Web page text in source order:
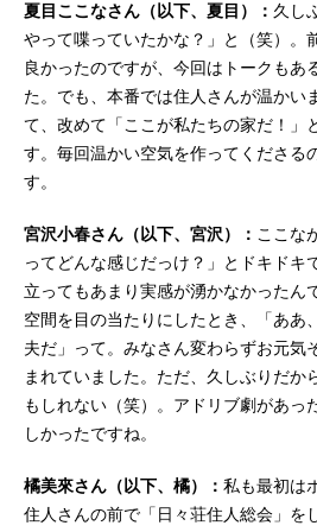
で住人さんた
回は夜の部の
す。ハロウィ
正月も、節分
4ヶ月分の想
劇！「ハッ
ト！」久しぶ
の強烈な挨
の日向さんに
くよく考える
開催は2023年
あり、ハロウ
も、...
夏目ここなさん（以下、夏目）： 久し
やって喋っていたかな？」と（笑）。
良かったのですが、今回はトークもあ
た。でも、本番では住人さんが温かい
て、改めて「ここが私たちの家だ！」
す。毎回温かい空気を作ってくださる
す。
宮沢小春さん（以下、宮沢）： ここな
ってどんな感じだっけ？」とドキドキ
立ってもあまり実感が湧かなかったん
空間を目の当たりにしたとき、「ああ
夫だ」って。みなさん変わらずお元気
まれていました。ただ、久しぶりだか
もしれない（笑）。アドリブ劇があ
しかったですね。
橘美來さん（以下、橘）： 私も最初は
住人さんの前で「日々荘住人総会」を